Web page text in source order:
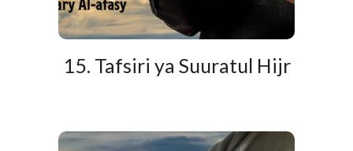
15. Tafsiri ya Suuratul Hijr